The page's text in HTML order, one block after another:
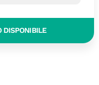
DISPONIBILE